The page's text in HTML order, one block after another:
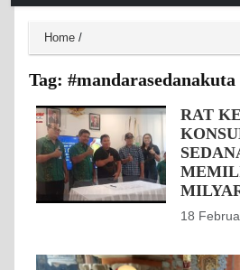
Home /
Tag: #mandarasedanakuta
RAT
18